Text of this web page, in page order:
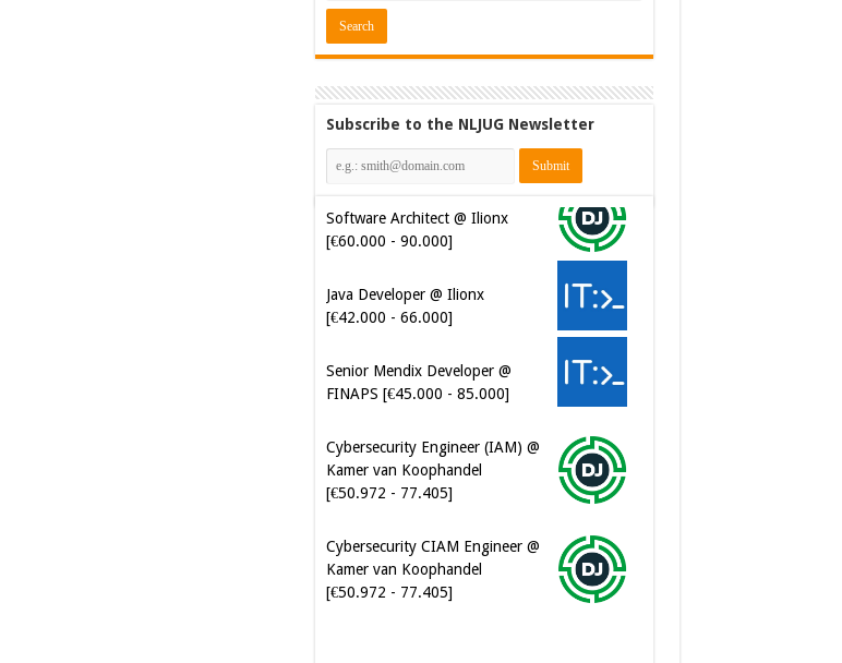
Subscribe to the NLJUG Newsletter
Java Developer @ Ilionx
[€42.000 - 66.000]
Senior Mendix Developer @
FINAPS [€45.000 - 85.000]
Cybersecurity Engineer (IAM) @
Kamer van Koophandel
Cybersecurity CIAM Engineer @
Kamer van Koophandel
Software Architect @ Ilionx
[€60.000 - 90.000]